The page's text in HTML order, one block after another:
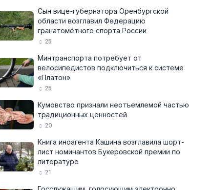
Сын вице-губернатора Оренбургской
области возглавил Федерацию
гранатомётного спорта России
25
Минтранспорта потребует от
велосипедистов подключиться к системе
«Платон»
25
Кумовство признали неотъемлемой частью
традиционных ценностей
20
Книга иноагента Кашина возглавила шорт-
лист номинантов Букеровской премии по
литературе
21